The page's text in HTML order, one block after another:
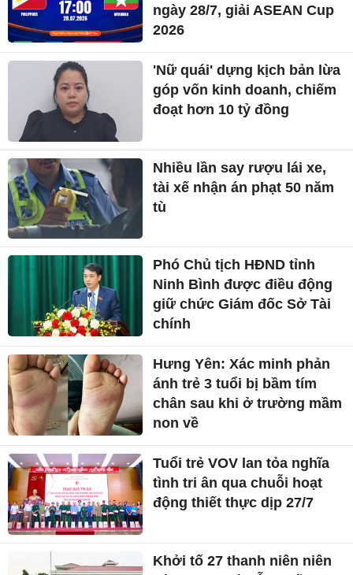
ngày 28/7, giải ASEAN Cup
2026
'Nữ quái' dựng kịch bản lừa
góp vốn kinh doanh, chiếm
đoạt hơn 10 tỷ đồng
Nhiều lần say rượu lái xe,
tài xế nhận án phạt 50 năm
tù
Phó Chủ tịch HĐND tỉnh
Ninh Bình được điều động
giữ chức Giám đốc Sở Tài
chính
Hưng Yên: Xác minh phản
ánh trẻ 3 tuổi bị bầm tím
chân sau khi ở trường mầm
non về
Tuổi trẻ VOV lan tỏa nghĩa
tình tri ân qua chuỗi hoạt
động thiết thực dịp 27/7
Khởi tố 27 thanh niên niên